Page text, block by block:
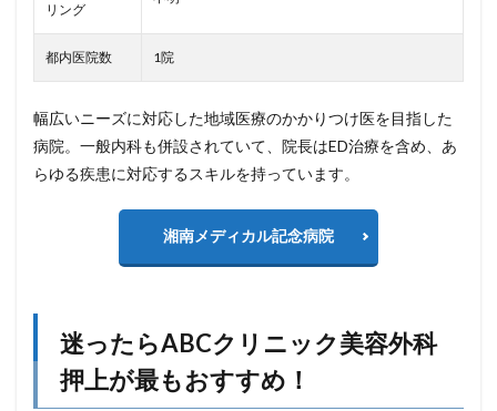
リング
都内医院数 1院
幅広いニーズに対応した地域医療のかかりつけ医を目指した
病院。一般内科も併設されていて、院長はED治療を含め、あ
らゆる疾患に対応するスキルを持っています。
湘南メディカル記念病院
迷ったらABCクリニック美容外科
押上が最もおすすめ！